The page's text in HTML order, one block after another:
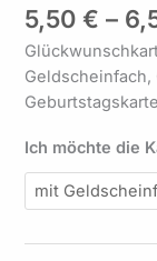
5,50€ –
Geburtstagskarte
Ich möchte die
130
Menge